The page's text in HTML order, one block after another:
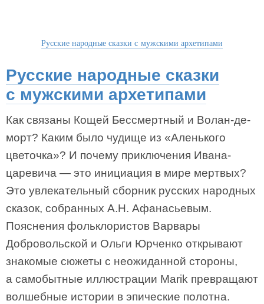
Русские народные сказки с мужскими архетипами
Русские народные сказки
с мужскими архетипами
Как связаны Кощей Бессмертный и Волан-де-
морт? Каким было чудище из «Аленького
цветочка»? И почему приключения Ивана-
царевича — это инициация в мире мертвых?
Это увлекательный сборник русских народных
сказок, собранных А.Н. Афанасьевым.
Пояснения фольклористов Варвары
Добровольской и Ольги Юрченко открывают
знакомые сюжеты с неожиданной стороны,
а самобытные иллюстрации Marik превращают
волшебные истории в эпические полотна.